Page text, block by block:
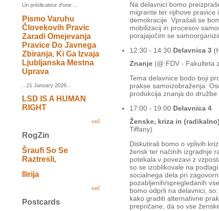
Un prédicateur d'une ...
Pismo Varuhu
Človekovih Pravic
Zaradi Omejevanja
Pravice Do Javnega
Zbiranja, Ki Ga Izvaja
Ljubljanska Mestna
Uprava
...21 January 2026...
LSD IS A HUMAN
RIGHT
več
RogZin
Šraufi So Se
Raztresli,
Ilirija
več
Postcards
Na delavnici bomo
migrante ter njihove pravice
demokracije. Vprašali se
mobilizacij in procesov
porajajočim se
12:30 - 14:30 Delavnica 3
Znanje (@ FDV - Fakulteta
Tema delavnice bodo boji
prakse samoizobraženja.
produkcija znanja do družbe
17:00 - 19:00 Delavnica 4
Ženske, kriza in
Tiffany)
Diskutirali bomo o vplivih
žensk ter načinih izgradnje
potekala v povezavi z
so se izoblikovale na
socialnega dela pri
pozabljenih/spregledanih
bomo odprli na delavnici,
kako graditi alternativne
prepričane, da so vse